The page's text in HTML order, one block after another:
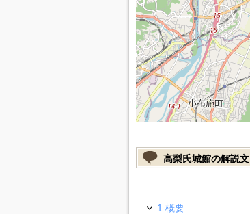
高梨氏城館の解説文
1.概要